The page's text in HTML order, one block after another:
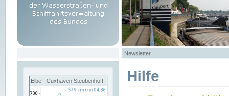
Newsletter
Elbe - Cuxhaven Steubenhöft Hilfe